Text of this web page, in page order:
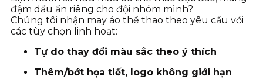
đậm dấu ấn riêng cho đội nhóm mình?
Chúng tôi nhận may áo thể thao theo yêu cầu với
các tùy chọn linh hoạt:
Tự do thay đổi màu sắc theo ý thích
Thêm/bớt họa tiết, logo không giới hạn